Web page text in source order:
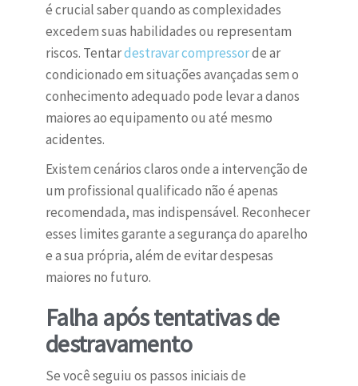
é crucial saber quando as complexidades
excedem suas habilidades ou representam
riscos. Tentardestravar compressorde ar
condicionado em situações avançadas sem o
conhecimento adequado pode levar a danos
maiores ao equipamento ou até mesmo
acidentes.
Existem cenários claros onde a intervenção de
um profissional qualificado não é apenas
recomendada, mas indispensável. Reconhecer
esses limites garante a segurança do aparelho
e a sua própria, além de evitar despesas
maiores no futuro.
Falha após tentativas de
destravamento
Se você seguiu os passos iniciais de